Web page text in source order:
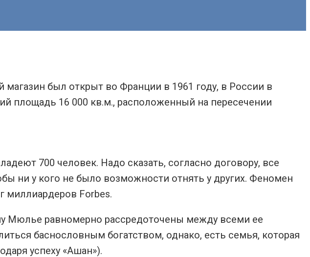
был открыт во Франции в 1961 году, в России в
площадь 16 000 кв.м., расположенный на пересечении
700 человек. Надо сказать, согласно договору, все
ни у кого не было возможности отнять у других. Феномен
миллиардеров Forbes.
Мюлье равномерно рассредоточены между всеми ее
баснословным богатством, однако, есть семья, которая
успеху «Ашан»).